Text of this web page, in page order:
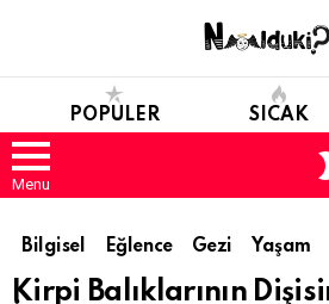
POPULER SICAK
Menu
Bilgisel Eğlence Gezi Yaşam
Kirpi Balıklarının